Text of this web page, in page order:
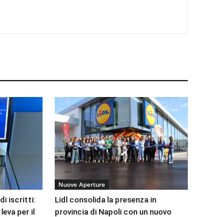
di iscritti:
per il
Nuove Aperture
Lidl consolida la presenza in
provincia di Napoli con un nuovo